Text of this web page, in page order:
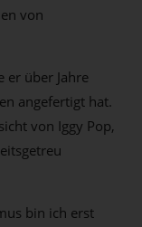
von
er über Jahre
angefertigt hat.
von Iggy Pop,
bin ich erst